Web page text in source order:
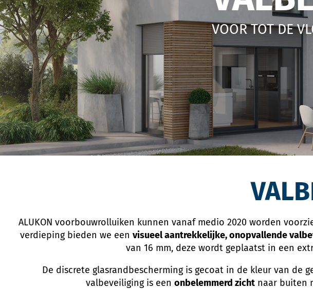
VOOR TOT DE
ALUKON voorbouwrolluiken kunnen vanaf medio 2020 worden
verdieping bieden we een visueel aantrekkelijke, onopvallende
van 16 mm, deze wordt geplaatst in een
De discrete glasrandbescherming is gecoat in de kleur van de
valbeveiliging is een onbelemmerd zichtnaar buiten